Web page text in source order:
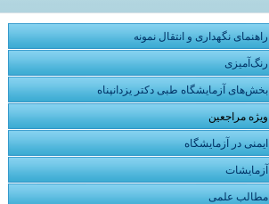
راهنمای نگهداری و انتقال نمونه
رنگ‌آمیزی
بخش‌های آزمایشگاه طبی دکتر یزدانپناه
ویژه مراجعین
ایمنی در آزمایشگاه
آزمایشات
مطالب علمی